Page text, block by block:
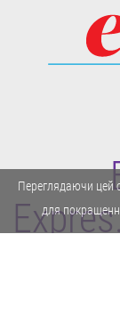
Переглядаючи цей
для